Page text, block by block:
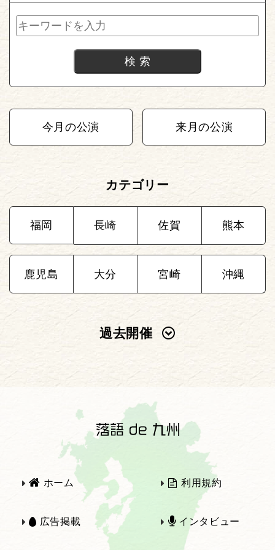
今月の公演 来月の公演
カテゴリー
福岡 長崎 佐賀 熊本
鹿児島 大分 宮崎 沖縄
過去開催
2025年 2024年
2022年
2021年 2020年
2019年 2018年
ホーム 利用規約
広告掲載 インタビュー